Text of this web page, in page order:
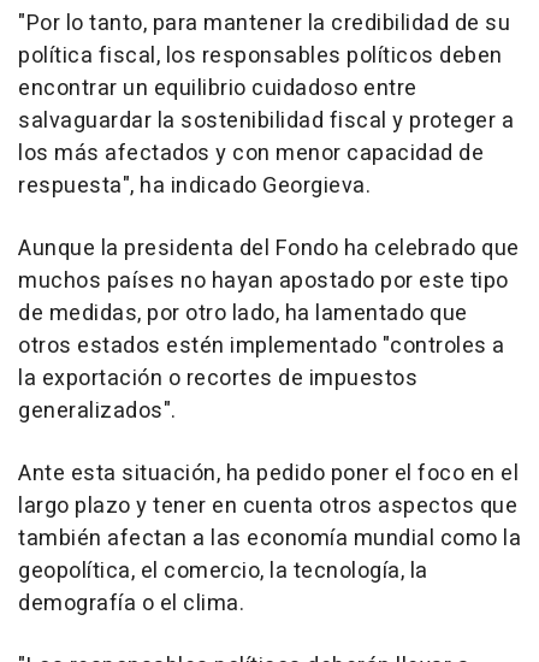
"Por lo tanto, para mantener la credibilidad de su
política fiscal, los responsables políticos deben
encontrar un equilibrio cuidadoso entre
salvaguardar la sostenibilidad fiscal y proteger a
los más afectados y con menor capacidad de
respuesta", ha indicado Georgieva.
Aunque la presidenta del Fondo ha celebrado que
muchos países no hayan apostado por este tipo
de medidas, por otro lado, ha lamentado que
otros estados estén implementado "controles a
la exportación o recortes de impuestos
generalizados".
Ante esta situación, ha pedido poner el foco en el
largo plazo y tener en cuenta otros aspectos que
también afectan a las economía mundial como la
geopolítica, el comercio, la tecnología, la
demografía o el clima.